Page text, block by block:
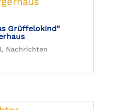
Grüffelokind“
, Nachrichten